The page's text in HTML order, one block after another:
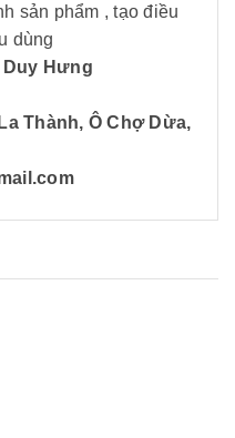
sản phẩm , tạo điều
dùng
Duy Hưng
Thành, Ô Chợ Dừa,